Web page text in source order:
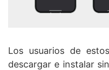
Los usuarios de
descargar e instalar